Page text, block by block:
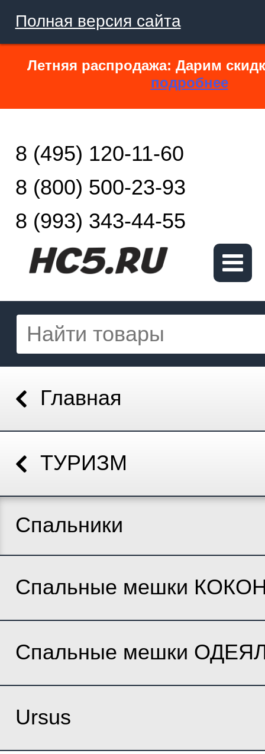
Полная версия сайта
Летняя распродажа: Дарим
подробнее
8 (495) 120-11-60
8 (800) 500-23-93
8 (993) 343-44-55
Главная
ТУРИЗМ
Спальники
Спальные мешки
Спальные мешки
Ursus